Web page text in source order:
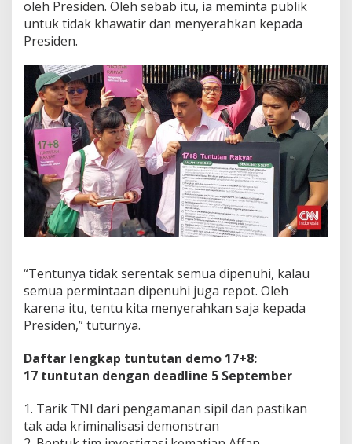
oleh Presiden. Oleh sebab itu, ia meminta publik
untuk tidak khawatir dan menyerahkan kepada
Presiden.
“Tentunya tidak serentak semua dipenuhi, kalau
semua permintaan dipenuhi juga repot. Oleh
karena itu, tentu kita menyerahkan saja kepada
Presiden,” tuturnya.
Daftar lengkap tuntutan demo 17+8:
17 tuntutan dengan deadline 5 September
1. Tarik TNI dari pengamanan sipil dan pastikan
tak ada kriminalisasi demonstran